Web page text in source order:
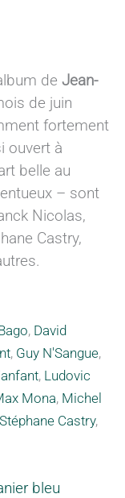
de Jean-
de juin
fortement
ouvert à
belle au
– sont
Nicolas,
Castry,
, David
, Guy N'Sangue,
, Ludovic
Mona, Michel
Stéphane Castry,
bleu